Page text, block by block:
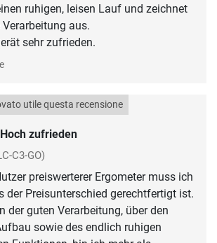
ruhigen, leisen Lauf und zeichnet
aus.
sehr zufrieden.
Hoch zufrieden
utile questa recensione
C3-GO)
preiswerterer Ergometer muss ich
der Preisunterschied gerechtfertigt ist.
der guten Verarbeitung, über den
sowie des endlich ruhigen